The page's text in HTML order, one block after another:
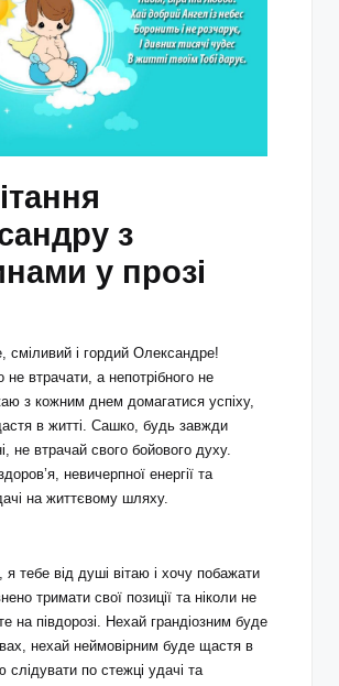
з
у прозі
сміливий і гордий Олександре!
втрачати, а непотрібного не
з кожним днем ​​домагатися успіху,
в житті. Сашко, будь завжди
не втрачай свого бойового духу.
невичерпної енергії та
на життєвому шляху.
тебе від душі вітаю і хочу побажати
тримати свої позиції та ніколи не
на півдорозі. Нехай грандіозним буде
нехай неймовірним буде щастя в
слідувати по стежці удачі та